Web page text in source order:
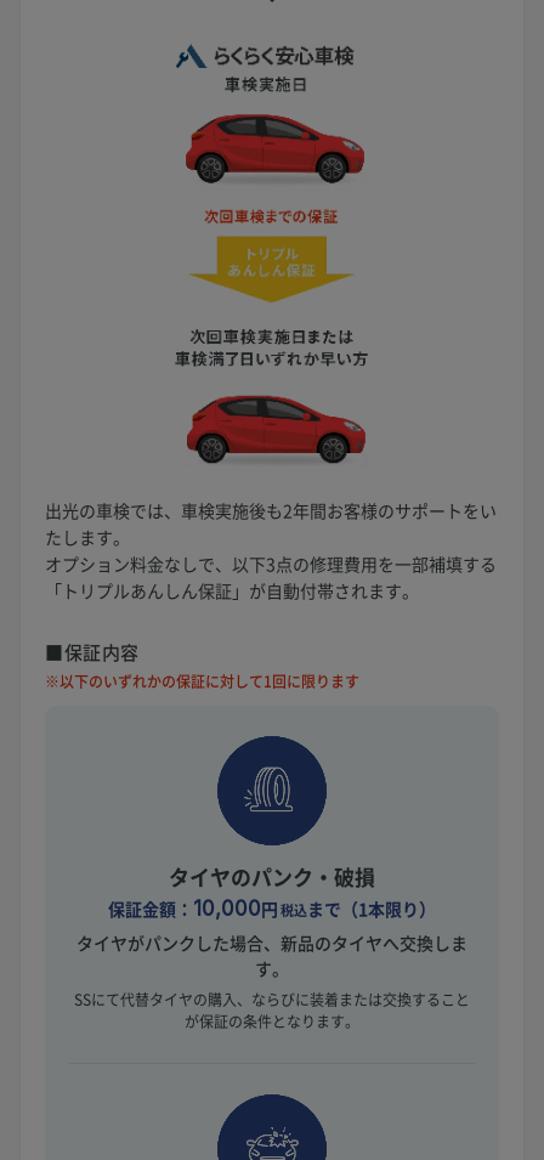
出光の車検では、車検実施後も2年間お客様のサポートをい
たします。
オプション料金なしで、以下3点の修理費用を一部補填する
「トリプルあんしん保証」が自動付帯されます。
■保証内容
※以下のいずれかの保証に対して1回に限ります
タイヤのパンク・破損
保証金額： 10,000円税込まで（1本限り）
タイヤがパンクした場合、新品のタイヤへ交換しま
す。
SSにて代替タイヤの購入、ならびに装着または交換すること
が保証の条件となります。